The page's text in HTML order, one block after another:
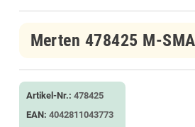
Merten 478425 M-
Artikel-Nr.: 478425
EAN: 4042811043773